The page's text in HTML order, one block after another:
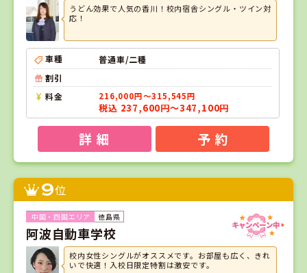
うどん効果で人気の香川！校内宿舎シングル・ツイン対
応！
車種
普通車/二種
割引
料金
216,000円～315,545円
税込 237,600円～347,100円
詳 細 予 約
9位
徳島県
阿波自動車学校
校内女性シングルがオススメです。お部屋も広く、きれ
いで快適！入校日限定特割は激安です。